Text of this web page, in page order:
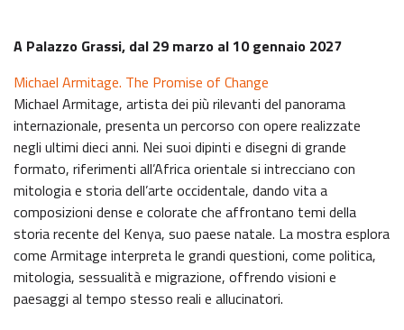
A Palazzo Grassi, dal 29 marzo al 10 gennaio 2027
Michael Armitage. The Promise of Change
Michael Armitage, artista dei più rilevanti del panorama
internazionale, presenta un percorso con opere realizzate
negli ultimi dieci anni. Nei suoi dipinti e disegni di grande
formato, riferimenti all’Africa orientale si intrecciano con
mitologia e storia dell’arte occidentale, dando vita a
composizioni dense e colorate che affrontano temi della
storia recente del Kenya, suo paese natale. La mostra esplora
come Armitage interpreta le grandi questioni, come politica,
mitologia, sessualità e migrazione, offrendo visioni e
paesaggi al tempo stesso reali e allucinatori.